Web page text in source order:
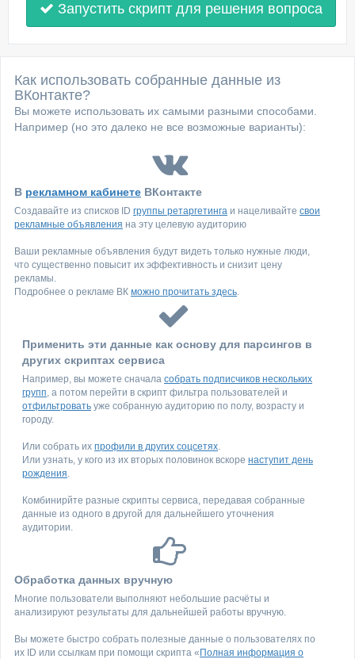
Запустить скрипт для решения вопроса
Как использовать собранные данные из
ВКонтакте?
Вы можете использовать их самыми разными способами.
Например (но это далеко не все возможные варианты):
В рекламном кабинете ВКонтакте
Создавайте из списков ID группы ретаргетинга и нацеливайте свои
рекламные объявления на эту целевую аудиторию
Ваши рекламные объявления будут видеть только нужные люди,
что существенно повысит их эффективность и снизит цену
рекламы.
Подробнее о рекламе ВК можно прочитать здесь.
Применить эти данные как основу для парсингов в
других скриптах сервиса
Например, вы можете сначала собрать подписчиков нескольких
групп, а потом перейти в скрипт фильтра пользователей и
отфильтровать уже собранную аудиторию по полу, возрасту и
городу.
Или собрать их профили в других соцсетях.
Или узнать, у кого из их вторых половинок вскоре наступит день
рождения.
Комбинирйте разные скрипты сервиса, передавая собранные
данные из одного в другой для дальнейшего уточнения
аудитории.
Обработка данных вручную
Многие пользователи выполняют небольшие расчёты и
анализируют результаты для дальнейшей работы вручную.
Вы можете быстро собрать полезные данные о пользователях по
их ID или ссылкам при помощи скрипта « Полная информация о